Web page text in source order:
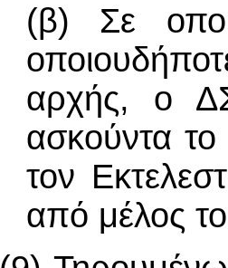
(β) Σε
αρχής, ο
ασκούντα
τον
από μέλος